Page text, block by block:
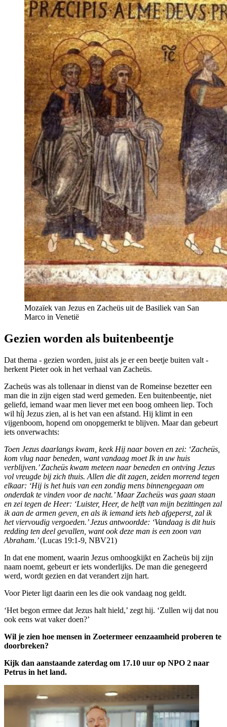
Mozaïek van Jezus en Zacheüs uit de Basiliek van San
Marco in Venetië
Gezien worden als buitenbeentje
Dat thema - gezien worden, juist als je er een beetje buiten valt -
herkent Pieter ook in het verhaal van Zacheüs.
Zacheüs was als tollenaar in dienst van de Romeinse bezetter een
man die in zijn eigen stad werd gemeden. Een buitenbeentje, niet
geliefd, iemand waar men liever met een boog omheen liep. Toch
wil híj Jezus zien, al is het van een afstand. Hij klimt in een
vijgenboom, hopend om onopgemerkt te blijven. Maar dan gebeurt
iets onverwachts:
Toen Jezus daarlangs kwam, keek Hij naar boven en zei: ‘Zacheüs,
kom vlug naar beneden, want vandaag moet Ik in uw huis
verblijven.’ Zacheüs kwam meteen naar beneden en ontving Jezus
vol vreugde bij zich thuis. Allen die dit zagen, zeiden morrend tegen
elkaar: ‘Hij is het huis van een zondig mens binnengegaan om
onderdak te vinden voor de nacht.’ Maar Zacheüs was gaan staan
en zei tegen de Heer: ‘Luister, Heer, de helft van mijn bezittingen zal
ik aan de armen geven, en als ik iemand iets heb afgeperst, zal ik
het viervoudig vergoeden.’ Jezus antwoordde: ‘Vandaag is dit huis
redding ten deel gevallen, want ook deze man is een zoon van
Abraham.’(Lucas 19:1-9, NBV21)
In dat ene moment, waarin Jezus omhoogkijkt en Zacheüs bij zijn
naam noemt, gebeurt er iets wonderlijks. De man die genegeerd
werd, wordt gezien en dat verandert zijn hart.
Voor Pieter ligt daarin een les die ook vandaag nog geldt.
‘Het begon ermee dat Jezus halt hield,’ zegt hij. ‘Zullen wij dat nou
ook eens wat vaker doen?’
Wil je zien hoe mensen in Zoetermeer eenzaamheid proberen te
doorbreken?
Kijk dan aanstaande zaterdag om 17.10 uur op NPO 2 naar
Petrus in het land.